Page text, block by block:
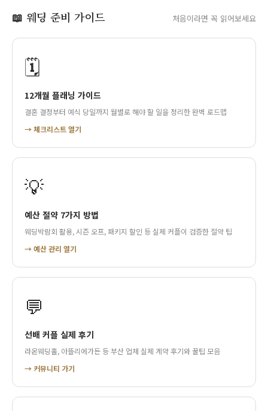
📖 웨딩 준비 가이드 처음이라면 꼭 읽어보세요
🗓️
12개월 플래닝 가이드
결혼 결정부터 예식 당일까지 월별로 해야 할 일을 정리한 완벽 로드맵
→ 체크리스트 열기
💡
예산 절약 7가지 방법
웨딩박람회 활용, 시즌 오프, 패키지 할인 등 실제 커플이 검증한 절약 팁
→ 예산 관리 열기
💬
선배 커플 실제 후기
라온웨딩홀, 아뜰리에가든 등 부산 업체 실제 계약 후기와 꿀팁 모음
→ 커뮤니티 가기